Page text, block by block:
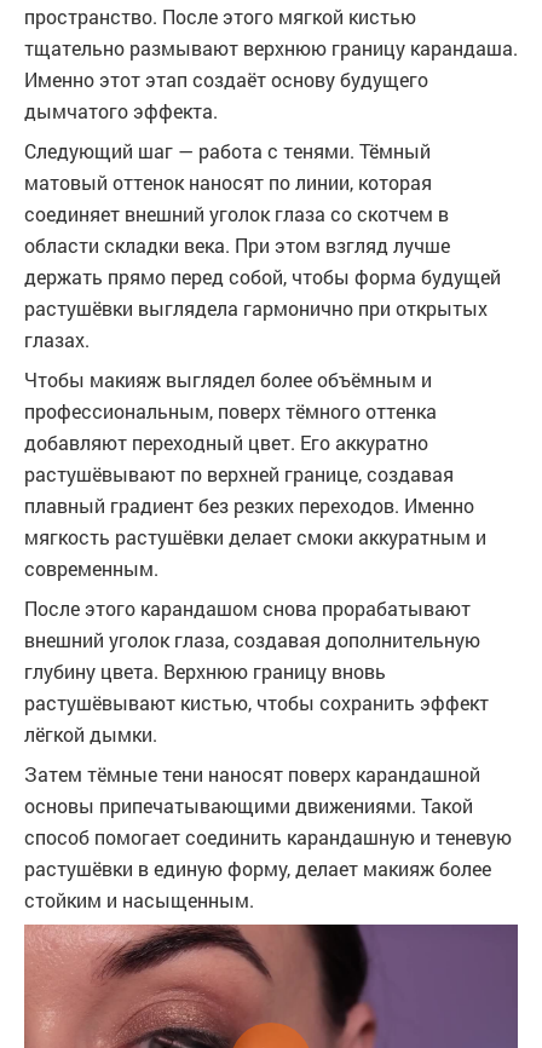
пространство. После этого мягкой кистью
тщательно размывают верхнюю границу карандаша.
Именно этот этап создаёт основу будущего
дымчатого эффекта.
Следующий шаг — работа с тенями. Тёмный
матовый оттенок наносят по линии, которая
соединяет внешний уголок глаза со скотчем в
области складки века. При этом взгляд лучше
держать прямо перед собой, чтобы форма будущей
растушёвки выглядела гармонично при открытых
глазах.
Чтобы макияж выглядел более объёмным и
профессиональным, поверх тёмного оттенка
добавляют переходный цвет. Его аккуратно
растушёвывают по верхней границе, создавая
плавный градиент без резких переходов. Именно
мягкость растушёвки делает смоки аккуратным и
современным.
После этого карандашом снова прорабатывают
внешний уголок глаза, создавая дополнительную
глубину цвета. Верхнюю границу вновь
растушёвывают кистью, чтобы сохранить эффект
лёгкой дымки.
Затем тёмные тени наносят поверх карандашной
основы припечатывающими движениями. Такой
способ помогает соединить карандашную и теневую
растушёвки в единую форму, делает макияж более
стойким и насыщенным.